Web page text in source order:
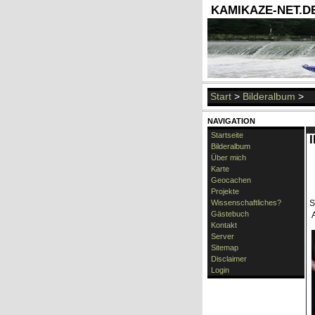
KAMIKAZE-
Start > Bilderalbum >
NAVIGATION
Startseite
Bilderalbum
Über mich
Karte
Geocachen
Projekte
Wissenschaftliches?
Gästebuch
Kontakt
Server
Sitemap
Disclaimer
Login